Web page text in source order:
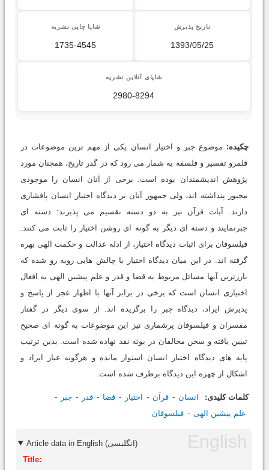
تاریخ پذیرش
1393/05/25
شاپا چاپی نشریه
1735-4545
شاپای آنلاین نشریه
2980-8294
چکیده: موضوع جبر و اختیار انسان یکى از مهم ترین موضوعات در
قلمرو تفسیر و فلسفه به شمار مى رود که در گذر تاریخ، همچنان مورد
پژوهش اندیشمندان بوده است. برخى از آنان انسان را موجودى
مجبور پنداشته اند، ولى جمهور آنان بر دیدگاه اختیار انسان پافشارى
دارند. آیات قرآن نیز به دو دسته تقسیم مى پذیرند: دسته اى
جبرنمایند و دسته اى دیگر به گونه اى روشن اختیار را ثابت مى کنند.
فیلسوفان براى اثبات دیدگاه اختیار، از ادله عدالت و حکمت الهى بهره
گرفته اند. در این میان دیدگاه اختیار با چالش هایى روبه رو شده که
بارزترین آنها مسائل مربوط به قضا و قدر و علم پیشین الهى به افعال
اختیارى انسان است که برخى در برابر آنها با اظهار عجز از پاسخ و
پذیرش ایراد، دیدگاه جبر را برگزیده اند. از سوى دیگر در گفتار
مفسران و فیلسوفان پرشمارى نیز این موضوعات به گونه اى صحیح
تبیین یافته و سخن مخالفان در بوته نقد نهاده شده است. بدین ترتیب
پایه هاى دیدگاه اختیار انسان استوار مانده و هرگونه غبار ایراد و
اشکال از چهره این دیدگاه برطرف شده است.
کلمات کلیدی: انسان قرآن اختیار قضا قدر
جبر
علم پیشین الهى
فیلسوفان
Article data in English (انگلیسی)
Title: